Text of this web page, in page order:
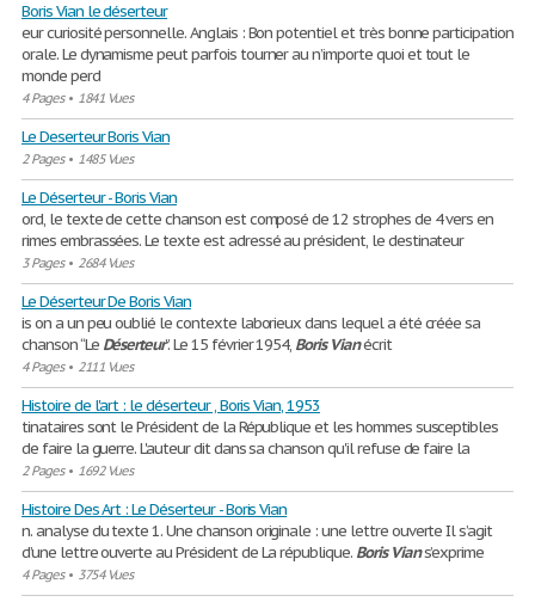
Boris Vian le déserteur
eur curiosité personnelle. Anglais : Bon potentiel et très bonne participation
orale. Le dynamisme peut parfois tourner au n’importe quoi et tout le
monde perd
4 Pages• 1841 Vues
Le Deserteur Boris Vian
2 Pages• 1485 Vues
Le Déserteur - Boris Vian
ord, le texte de cette chanson est composé de 12 strophes de 4 vers en
rimes embrassées. Le texte est adressé au président, le destinateur
3 Pages• 2684 Vues
Le Déserteur De Boris Vian
is on a un peu oublié le contexte laborieux dans lequel a été créée sa
chanson “Le Déserteur”. Le 15 février 1954, Boris Vianécrit
4 Pages• 2111 Vues
Histoire de l'art : le déserteur , Boris Vian, 1953
tinataires sont le Président de la République et les hommes susceptibles
de faire la guerre. L'auteur dit dans sa chanson qu'il refuse de faire la
2 Pages• 1692 Vues
Histoire Des Art : Le Déserteur - Boris Vian
n. analyse du texte 1. Une chanson originale : une lettre ouverte Il s’agit
d’une lettre ouverte au Président de La république. Boris Vians’exprime
4 Pages• 3754 Vues